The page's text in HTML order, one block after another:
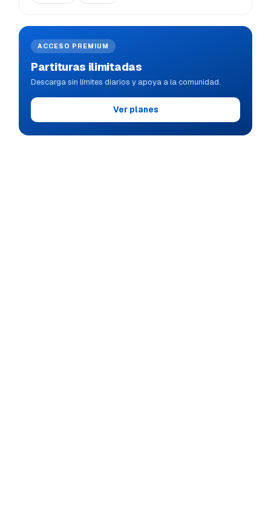
ACCESO PREMIUM
Partituras ilimitadas
Descarga sin límites diarios y apoya a la comunidad.
Ver planes